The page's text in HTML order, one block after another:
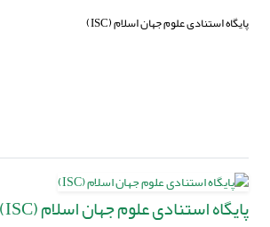
پایگاه استنادی علوم جهان اسلام (ISC)
پایگاه استنادی علوم جهان اسلام (ISC)